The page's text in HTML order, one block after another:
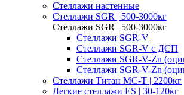
Стеллажи настенные
Cтеллажи SGR | 500-3000кг
Cтеллажи SGR | 500-3000кг
Стеллажи SGR-V
Стеллажи SGR-V с ДСП
Стеллажи SGR-V-Zn
Стеллажи SGR-V-Zn
Cтеллажи Титан МС-Т | 2200кг
Легкие стеллажи ES | 30-120кг